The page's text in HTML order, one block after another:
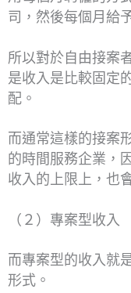
司，然後每個月給
所以對於自由接案
是收入是比較固定
配。
而通常這樣的接案
的時間服務企業，
收入的上限上，也
（２）專案型收入
而專案型的收入就
形式。